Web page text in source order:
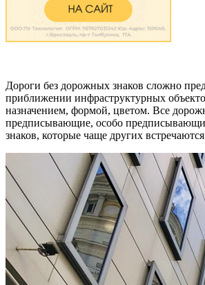
Дороги без дорожных знаков сложно
приближении инфраструктурных
назначением, формой, цветом. Все
предписывающие, особо
знаков, которые чаще других